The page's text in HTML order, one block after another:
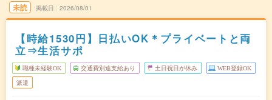
未読 掲載日 2026/08/01
【時給1530円】日払いOK＊プライベートと両
立⇒生活サポ
職種未経験OK 交通費別途支給あり 土日祝日が休み WEB登録OK
派遣